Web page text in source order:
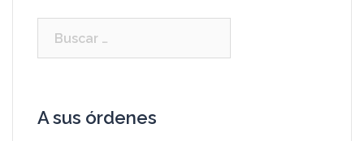
A sus órdenes